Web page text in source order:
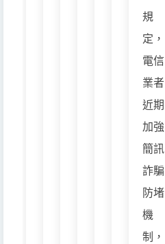
規
定，
電信
業者
近期
加強
簡訊
詐騙
防堵
機
制，